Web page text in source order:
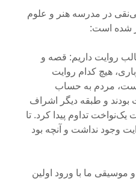
در مدرسه هنر و علوم
شده است:
روایت داریم: قصه و
هیچ ‌کدام روایت
مردم به حساب
و طبقه دیگر اشراف
تداوم پیدا کرد. تا
روایت وجود نداشت و آنچه بود
موسیقی ما با ورود اولین